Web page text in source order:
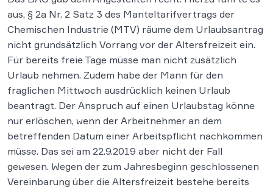
aus, § 2a Nr. 2 Satz 3 des Manteltarifvertrags der
Chemischen Industrie (MTV) räume dem Urlaubsantrag
nicht grundsätzlich Vorrang vor der Altersfreizeit ein.
Für bereits freie Tage müsse man nicht zusätzlich
Urlaub nehmen. Zudem habe der Mann für den
fraglichen Mittwoch ausdrücklich keinen Urlaub
beantragt. Der Anspruch auf einen Urlaubstag könne
nur erlöschen, wenn der Arbeitnehmer an dem
betreffenden Datum einer Arbeitspflicht nachkommen
müsse. Das sei am 22.9.2019 aber nicht der Fall
gewesen. Wegen der zum Jahresbeginn geschlossenen
Vereinbarung über die Altersfreizeit bestehe bereits